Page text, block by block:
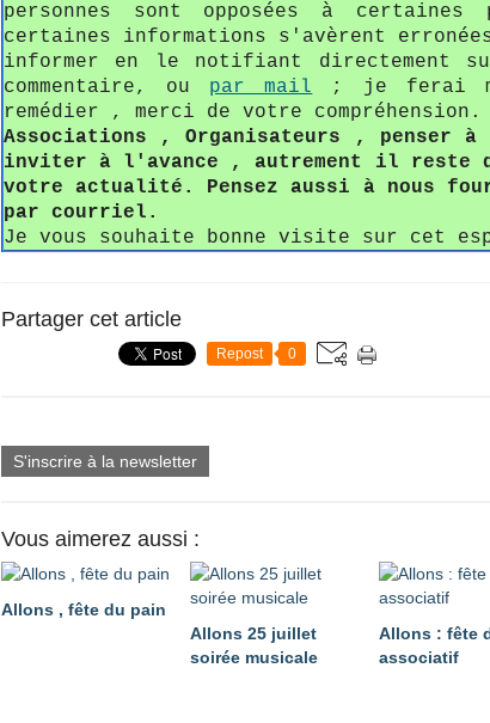
personnes sont opposées à
certaines informations s'avèrent
informer en le notifiant directement
commentaire, ou par mail ; je ferai
remédier , merci de votre compréhension.
Associations , Organisateurs , penser à
inviter à l'avance , autrement il reste
votre actualité. Pensez aussi à nous
par courriel.
Je vous souhaite bonne visite sur cet
Partager cet article
Repost 0
S'inscrire à la newsletter
Vous aimerez aussi :
Allons , fête du pain
Allons 25 juillet
soirée musicale
Allons : fête
associatif